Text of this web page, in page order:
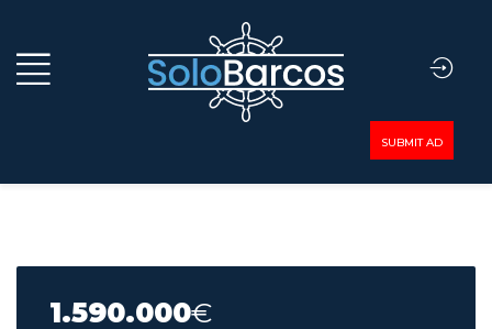
SUBMIT AD
1.590.000€